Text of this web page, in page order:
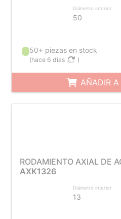
Diámetro interior
50
50+ piezas en stock
(hace 6 días )
AÑADIR
RODAMIENTO AXIAL DE
AXK1326
Diámetro interior
13